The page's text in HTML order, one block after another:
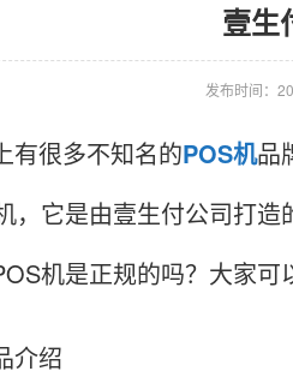
壹生
发布时间：
有很多不知名的POS机品
，它是由壹生付公司打
机是正规的吗？大家可
介绍